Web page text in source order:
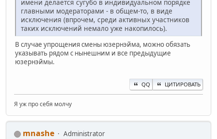
имени делается сугубо в индивидуальном порядке
главными модераторами - в общем-то, в виде
исключения (впрочем, среди активных участников
таких исключений немало уже накопилось).
В случае упрощения смены юзернэйма, можно обязать
указывать рядом с нынешним и все предыдущие
юзернэймы.
QQ ЦИТИРОВАТЬ
Я уж про себя молчу
mnashe
Administrator